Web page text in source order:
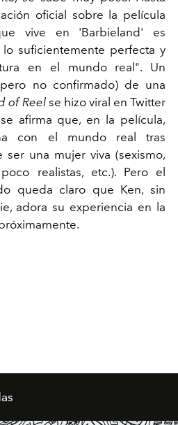
oficial sobre la película
vive en 'Barbieland' es
suficientemente perfecta y
en el mundo real". Un
no confirmado) de una
of Reelse hizo viral en Twitter
afirma que, en la película,
con el mundo real tras
una mujer viva (sexismo,
realistas, etc.). Pero el
queda claro que Ken, sin
adora su experiencia en la